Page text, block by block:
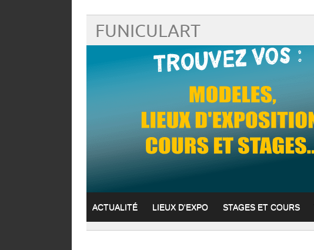
FUNICULART
ACTUALITÉ LIEUX D'EXPO STAGES ET COURS